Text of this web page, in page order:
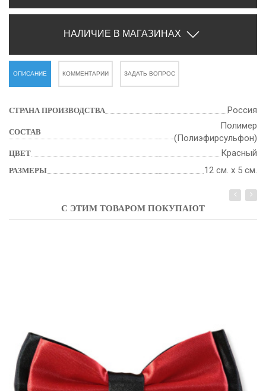
НАЛИЧИЕ В МАГАЗИНАХ
ОПИСАНИЕ КОММЕНТАРИИ ЗАДАТЬ ВОПРОС
СТРАНА ПРОИЗВОДСТВА Россия
СОСТАВ
Полимер
(Полиэфирсульфон)
ЦВЕТ Красный
РАЗМЕРЫ 12 см. х 5 см.
С ЭТИМ ТОВАРОМ ПОКУПАЮТ